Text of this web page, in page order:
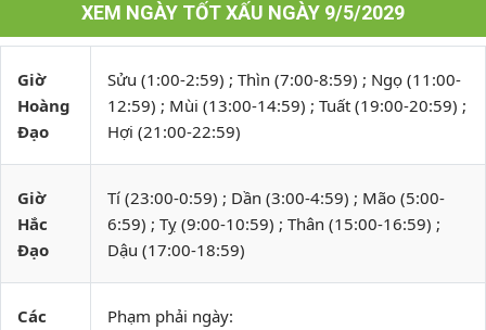
XEM NGÀY TỐT XẤU NGÀY 9/5/2029
Giờ
Hoàng
Đạo
Sửu (1:00-2:59) ; Thìn (7:00-8:59) ; Ngọ (11:00-
12:59) ; Mùi (13:00-14:59) ; Tuất (19:00-20:59) ;
Hợi (21:00-22:59)
Giờ
Hắc
Đạo
Tí (23:00-0:59) ; Dần (3:00-4:59) ; Mão (5:00-
6:59) ; Tỵ (9:00-10:59) ; Thân (15:00-16:59) ;
Dậu (17:00-18:59)
Các
Phạm phải ngày: